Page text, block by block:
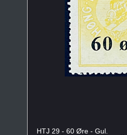
HTJ 29 - 60 Øre - Gul.